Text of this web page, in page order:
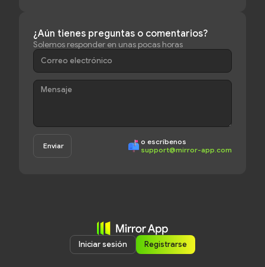
¿Aún tienes preguntas o comentarios?
Solemos responder en unas pocas horas
o escríbenos
support@mirror-app.com
Iniciar sesión Registrarse